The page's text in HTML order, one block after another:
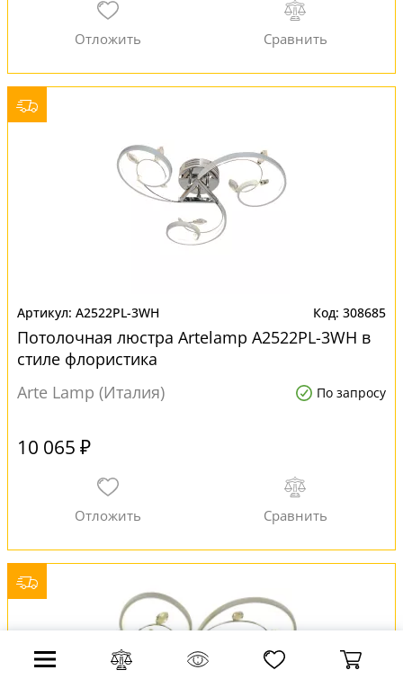
A2522PL-3WH 308685
Потолочная люстра Artelamp A2522PL-3WH в
стиле флористика
Arte Lamp (Италия)
По запросу
10 065 ₽